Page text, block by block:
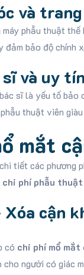
và
phẫu thuật
bảo độ chính
sĩ và uy
sĩ là yếu tố bảo
thuật viên
mắt
tiết các phương
chi phí phẫu
cận
có chi phí mổ mắt
người có giác